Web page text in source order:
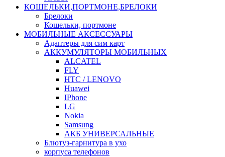
КОШЕЛЬКИ,ПОРТМОНЕ,БРЕЛОКИ
Брелоки
Кошельки, портмоне
МОБИЛЬНЫЕ АКСЕССУАРЫ
Адаптеры для сим карт
АККУМУЛЯТОРЫ МОБИЛЬНЫХ
ALCATEL
FLY
HTC / LENOVO
Huawei
IPhone
LG
Nokia
Samsung
АКБ УНИВЕРСАЛЬНЫЕ
Блютуз-гарнитура в ухо
корпуса телефонов